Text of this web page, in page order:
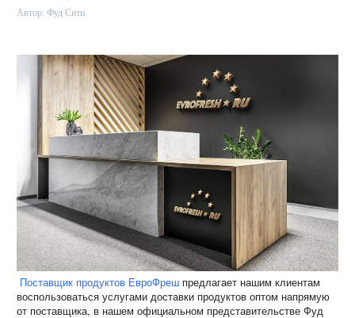
Автор: Фуд Сити
Поставщик продуктов ЕвроФреш предлагает нашим клиентам
воспользоваться услугами доставки продуктов оптом напрямую
от поставщика, в нашем официальном представительстве Фуд